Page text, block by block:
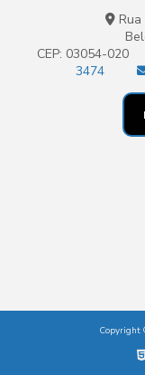
Rua
CEP: 03054-020
3474
Copyright